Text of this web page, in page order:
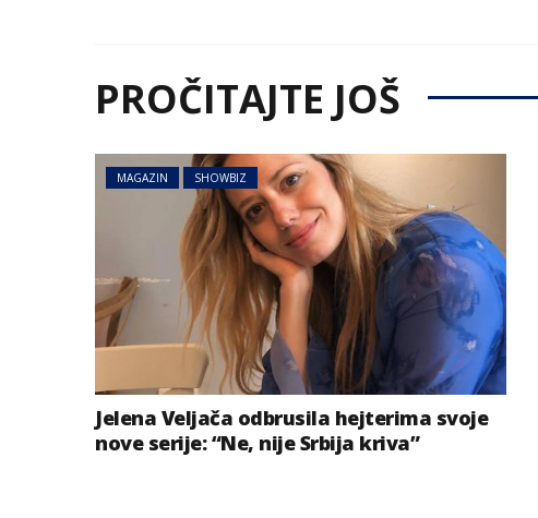
PROČITAJTE JOŠ
MAGAZIN SHOWBIZ
Jelena Veljača odbrusila hejterima svoje
nove serije: “Ne, nije Srbija kriva”